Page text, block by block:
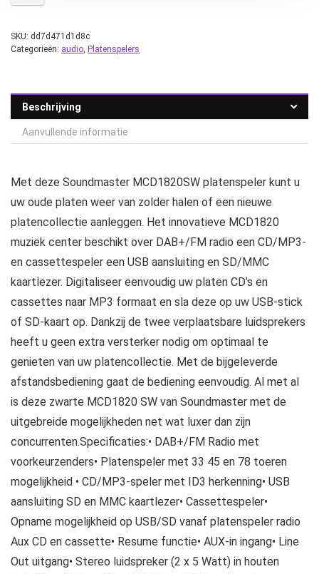
SKU: dd7d471d1d8c
Categorieën: audio, Platenspelers
Beschrijving
Aanvullende informatie
Met deze Soundmaster MCD1820SW platenspeler kunt u
uw oude platen weer van zolder halen of een nieuwe
platencollectie aanleggen. Het innovatieve MCD1820
muziek center beschikt over DAB+/FM radio een CD/MP3-
en cassettespeler een USB aansluiting en SD/MMC
kaartlezer. Digitaliseer eenvoudig uw platen CD’s en
cassettes naar MP3 formaat en sla deze op uw USB-stick
of SD-kaart op. Dankzij de twee verplaatsbare luidsprekers
heeft u geen extra versterker nodig om optimaal te
genieten van uw platencollectie. Met de bijgeleverde
afstandsbediening gaat de bediening eenvoudig. Al met al
is deze zwarte MCD1820 SW van Soundmaster met de
uitgebreide mogelijkheden net wat luxer dan zijn
concurrenten.Specificaties:• DAB+/FM Radio met
voorkeurzenders• Platenspeler met 33 45 en 78 toeren
mogelijkheid • CD/MP3-speler met ID3 herkenning• USB
aansluiting SD en MMC kaartlezer• Cassettespeler•
Opname mogelijkheid op USB/SD vanaf platenspeler radio
Aux CD en cassette• Resume functie• AUX-in ingang• Line
Out uitgang• Stereo luidspreker (2 x 5 Watt) in houten